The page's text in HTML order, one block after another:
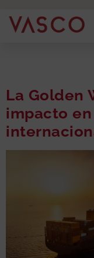
La Golden
impacto